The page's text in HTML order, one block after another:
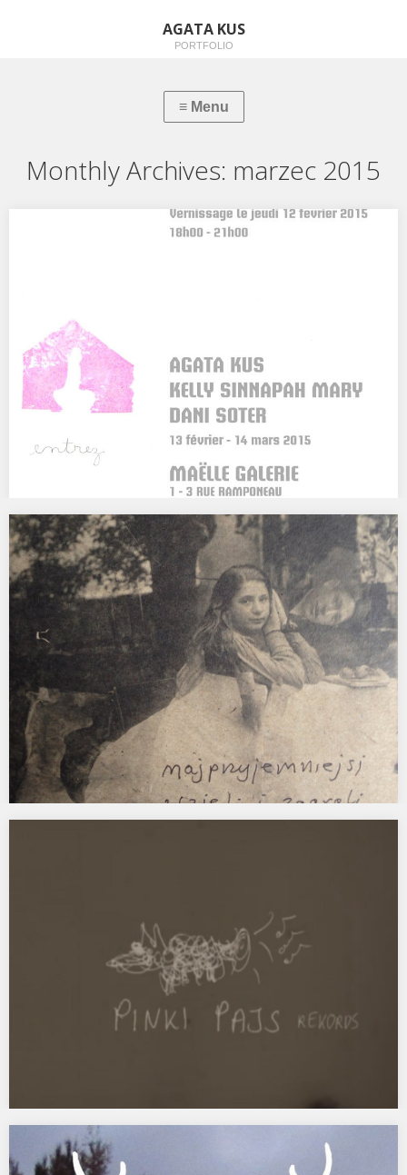
AGATA KUS
PORTFOLIO
Monthly Archives: marzec 2015
CORPS ETRANGER, PARIS
CORPS ETRANGER AGATA KUS / KELLY SINNAPAH MARY / DANI
SOTER MAËLLE GALERIE, 1-3 RUE RAMPONEAU, 75020…
premiery KLIPÓW DLA ZESPOŁU NAJPRZYJEMNIEJSI!
REMIERT KLIPÓW DLA ZESPOŁU NAJPRZYJEMNIEJSI!